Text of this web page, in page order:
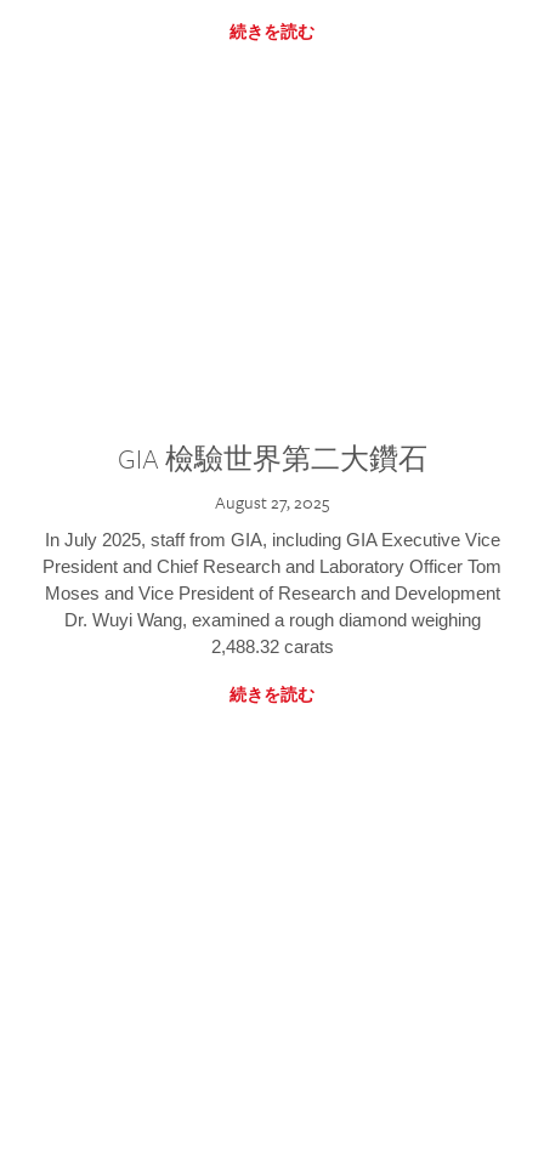
続きを読む
GIA 檢驗世界第二大鑽石
August 27, 2025
In July 2025, staff from GIA, including GIA Executive Vice
President and Chief Research and Laboratory Officer Tom
Moses and Vice President of Research and Development
Dr. Wuyi Wang, examined a rough diamond weighing
2,488.32 carats
続きを読む